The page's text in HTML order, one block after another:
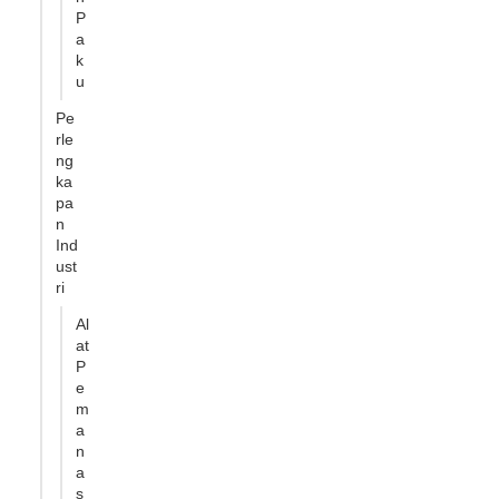
P
a
k
u
Pe
rle
ng
ka
pa
n
Ind
ust
ri
Al
at
P
e
m
a
n
a
s